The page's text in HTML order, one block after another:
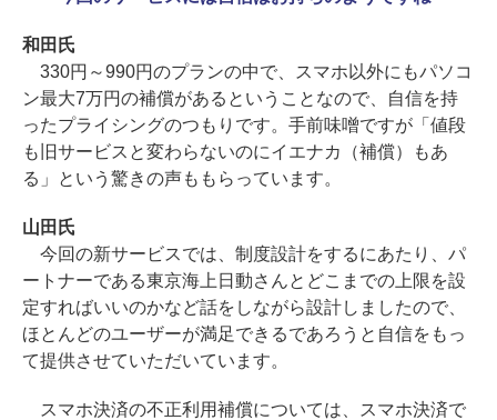
和田氏
330円～990円のプランの中で、スマホ以外にもパソコ
ン最大7万円の補償があるということなので、自信を持
ったプライシングのつもりです。手前味噌ですが「値段
も旧サービスと変わらないのにイエナカ（補償）もあ
る」という驚きの声ももらっています。
山田氏
今回の新サービスでは、制度設計をするにあたり、パ
ートナーである東京海上日動さんとどこまでの上限を設
定すればいいのかなど話をしながら設計しましたので、
ほとんどのユーザーが満足できるであろうと自信をもっ
て提供させていただいています。
スマホ決済の不正利用補償については、スマホ決済で